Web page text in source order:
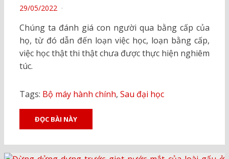
POSTED
29/05/2022
Chúng ta đánh giá con người qua bằng cấp của
họ, từ đó dẫn đến loạn việc học, loạn bằng cấp,
việc học thật thi thật chưa được thực hiện nghiêm
túc.
Tags: Bộ máy hành chính, Sau đại học
ĐỌC BÀI NÀY